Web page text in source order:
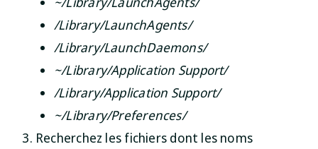
/Library/LaunchAgents/
/Library/LaunchDaemons/
~/Library/Application Support/
/Library/Application Support/
~/Library/Preferences/
Recherchez les fichiers dont les noms